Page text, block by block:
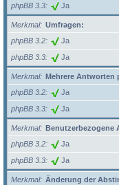
phpBB 3.3 Ja
Merkmal
Umfragen:
phpBB 3.2
Ja
phpBB 3.3 Ja
Merkmal
Mehrere Antworten
phpBB 3.2
Ja
phpBB 3.3 Ja
Merkmal
Benutzerbezogene
phpBB 3.2
Ja
phpBB 3.3 Ja
Merkmal
Änderung der